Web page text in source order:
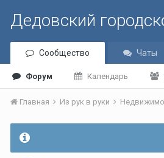
Дедовский
Сообщество
Форум Календарь
Чаты
Главная Из рук в руки